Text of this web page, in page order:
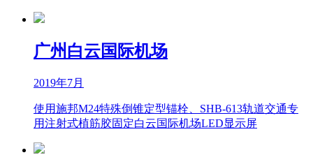
广州白云国际机场
2019年7月
使用施邦M24特殊倒锥定型锚栓、SHB-613轨道交通专
用注射式植筋胶固定白云国际机场LED显示屏